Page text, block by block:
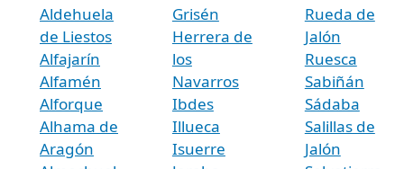
Aldehuela
de Liestos
Alfajarín
Alfamén
Alforque
Alhama de
Aragón
Grisén
Herrera de
los
Navarros
Ibdes
Illueca
Isuerre
Rueda de
Jalón
Ruesca
Sabiñán
Sádaba
Salillas de
Jalón